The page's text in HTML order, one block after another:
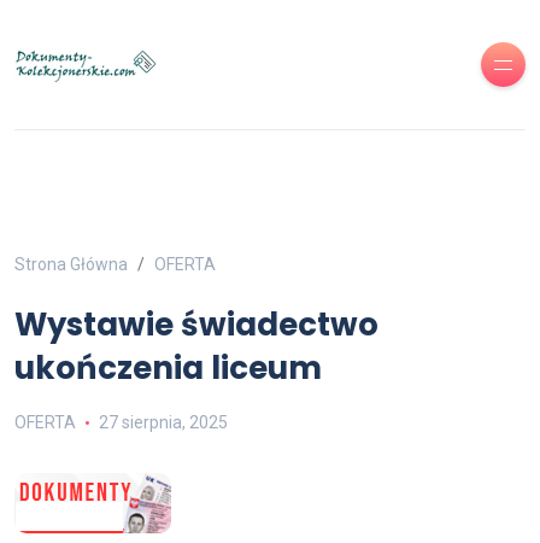
Strona Główna OFERTA
Wystawie świadectwo
ukończenia liceum
OFERTA 27 sierpnia, 2025